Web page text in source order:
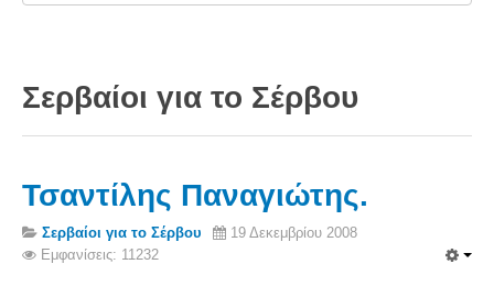
Αράπηδες
Σέρβου - Δορυφορική Google
Σέρβου και Δήμος Γορτυνίας
Σερβαίοι
Σερβαίοι για το Σέρβου
Τσαντίλης Παναγιώτης.
Σερβαίοι για το Σέρβου
19 Δεκεμβρίου 2008
Εμφανίσεις: 11232